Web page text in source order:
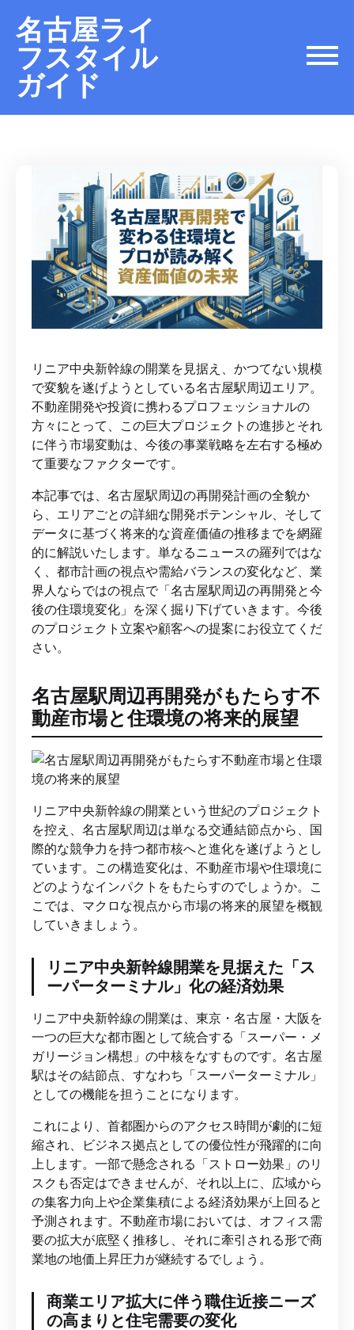
名古屋ライ
フスタイル
ガイド
リニア中央新幹線の開業を見据え、かつてない規模
で変貌を遂げようとしている名古屋駅周辺エリア。
不動産開発や投資に携わるプロフェッショナルの
方々にとって、この巨大プロジェクトの進捗とそれ
に伴う市場変動は、今後の事業戦略を左右する極め
て重要なファクターです。
本記事では、名古屋駅周辺の再開発計画の全貌か
ら、エリアごとの詳細な開発ポテンシャル、そして
データに基づく将来的な資産価値の推移までを網羅
的に解説いたします。単なるニュースの羅列ではな
く、都市計画の視点や需給バランスの変化など、業
界人ならではの視点で「名古屋駅周辺の再開発と今
後の住環境変化」を深く掘り下げていきます。今後
のプロジェクト立案や顧客への提案にお役立てくだ
さい。
名古屋駅周辺再開発がもたらす不
動産市場と住環境の将来的展望
リニア中央新幹線の開業という世紀のプロジェクト
を控え、名古屋駅周辺は単なる交通結節点から、国
際的な競争力を持つ都市核へと進化を遂げようとし
ています。この構造変化は、不動産市場や住環境に
どのようなインパクトをもたらすのでしょうか。こ
こでは、マクロな視点から市場の将来的展望を概観
していきましょう。
リニア中央新幹線開業を見据えた「ス
ーパーターミナル」化の経済効果
リニア中央新幹線の開業は、東京・名古屋・大阪を
一つの巨大な都市圏として統合する「スーパー・メ
ガリージョン構想」の中核をなすものです。名古屋
駅はその結節点、すなわち「スーパーターミナル」
としての機能を担うことになります。
これにより、首都圏からのアクセス時間が劇的に短
縮され、ビジネス拠点としての優位性が飛躍的に向
上します。一部で懸念される「ストロー効果」のリ
スクも否定はできませんが、それ以上に、広域から
の集客力向上や企業集積による経済効果が上回ると
予測されます。不動産市場においては、オフィス需
要の拡大が底堅く推移し、それに牽引される形で商
業地の地価上昇圧力が継続するでしょう。
商業エリア拡大に伴う職住近接ニーズ
の高まりと住宅需要の変化